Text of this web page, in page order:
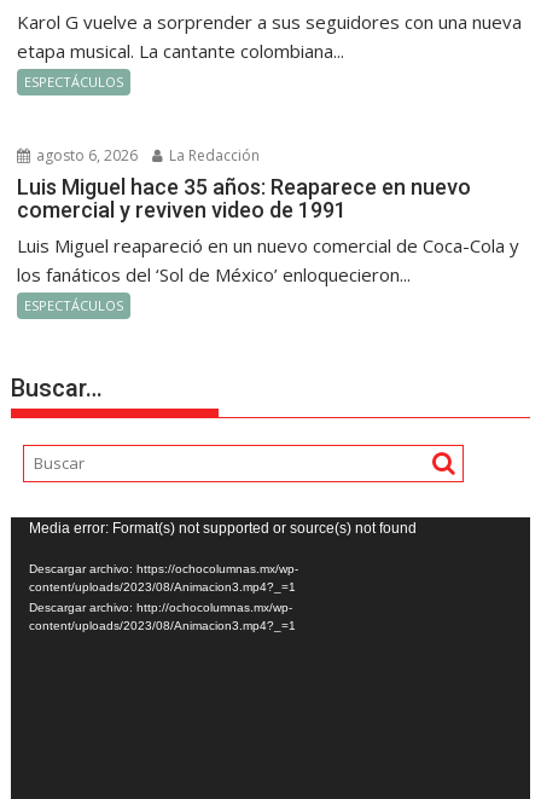
Karol G vuelve a sorprender a sus seguidores con una nueva
etapa musical. La cantante colombiana...
ESPECTÁCULOS
agosto 6, 2026 La Redacción
Luis Miguel hace 35 años: Reaparece en nuevo
comercial y reviven video de 1991
Luis Miguel reapareció en un nuevo comercial de Coca-Cola y
los fanáticos del ‘Sol de México’ enloquecieron...
ESPECTÁCULOS
Buscar…
Reproductor
de
vídeo
Media error: Format(s) not supported or source(s) not found
Descargar archivo: https://ochocolumnas.mx/wp-
content/uploads/2023/08/Animacion3.mp4?_=1
Descargar archivo: http://ochocolumnas.mx/wp-
content/uploads/2023/08/Animacion3.mp4?_=1